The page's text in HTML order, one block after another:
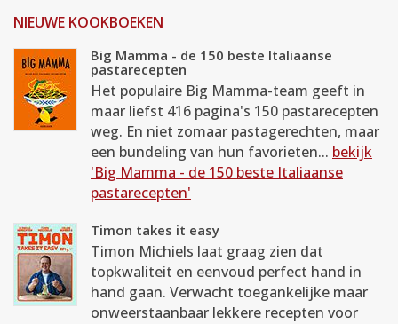
NIEUWE KOOKBOEKEN
Big Mamma - de 150 beste Italiaanse
pastarecepten
Het populaire Big Mamma-team geeft in
maar liefst 416 pagina's 150 pastarecepten
weg. En niet zomaar pastagerechten, maar
een bundeling van hun favorieten... bekijk
'Big Mamma - de 150 beste Italiaanse
pastarecepten'
Timon takes it easy
Timon Michiels laat graag zien dat
topkwaliteit en eenvoud perfect hand in
hand gaan. Verwacht toegankelijke maar
onweerstaanbaar lekkere recepten voor